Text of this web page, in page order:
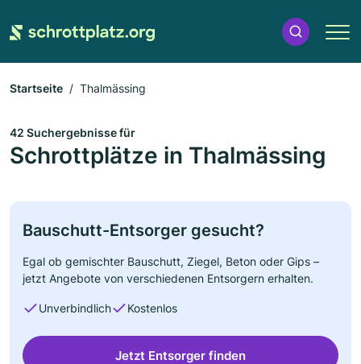
Startseite Thalmässing
42 Suchergebnisse für
Schrottplätze in Thalmässing
Bauschutt-Entsorger gesucht?
Egal ob gemischter Bauschutt, Ziegel, Beton oder Gips –
jetzt Angebote von verschiedenen Entsorgern erhalten.
Unverbindlich Kostenlos
Jetzt Entsorger finden